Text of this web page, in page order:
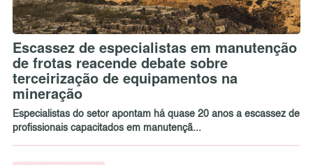
Escassez de especialistas em manutenção
de frotas reacende debate sobre
terceirização de equipamentos na
mineração
Especialistas do setor apontam há quase 20 anos a escassez de
profissionais capacitados em manutençã...